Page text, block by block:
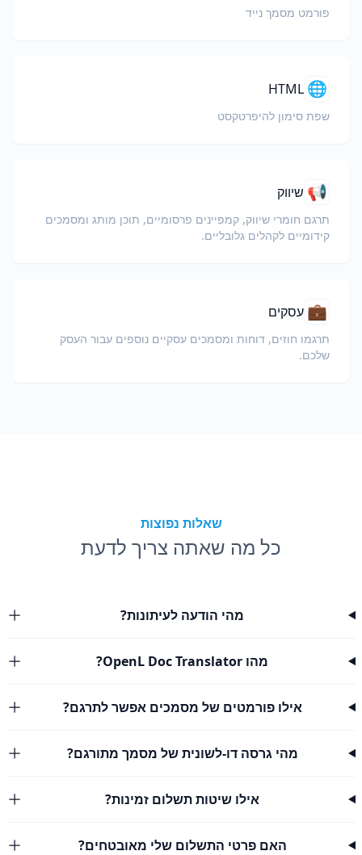
פורמט מסמך נייד
🌐
HTML
שפת סימון להיפרטקסט
📢 שיווק
תרגם חומרי שיווק, קמפיינים פרסומיים, תוכן מותג ומסמכים
קידומיים לקהלים גלובליים.
💼 עסקים
תרגמו חוזים, דוחות ומסמכים עסקיים נוספים עבור העסק
שלכם.
שאלות נפוצות
כל מה שאתה צריך לדעת
מהי הודעה לעיתונות?
מהו OpenL Doc Translator?
אילו פורמטים של מסמכים אפשר לתרגם?
מהי גרסה דו-לשונית של מסמך מתורגם?
אילו שיטות תשלום זמינות?
האם פרטי התשלום שלי מאובטחים?